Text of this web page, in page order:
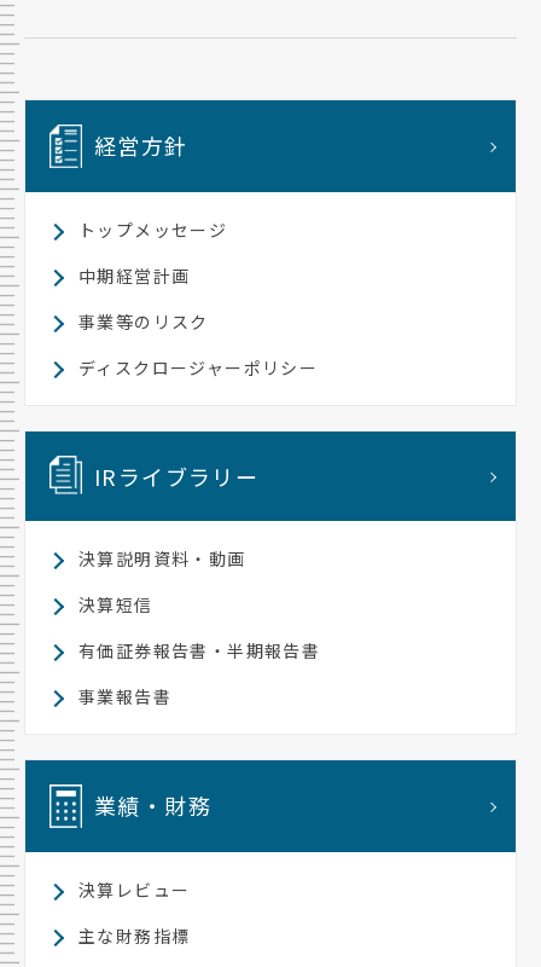
経営方針
トップメッセージ
中期経営計画
事業等のリスク
ディスクロージャーポリシー
IRライブラリー
決算説明資料・動画
決算短信
有価証券報告書・半期報告書
事業報告書
業績・財務
決算レビュー
主な財務指標